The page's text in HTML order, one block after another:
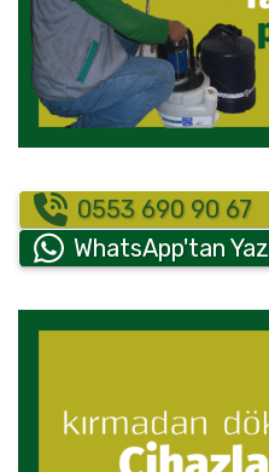
0553 690 90 67
WhatsApp'tan Yaz